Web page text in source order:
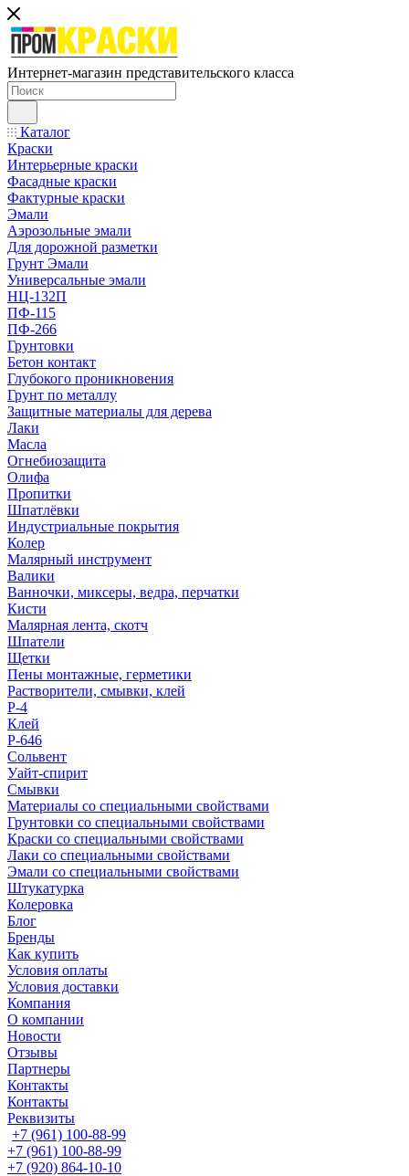
Интернет-магазин представительского класса
Каталог
Краски
Интерьерные краски
Фасадные краски
Фактурные краски
Эмали
Аэрозольные эмали
Для дорожной разметки
Грунт Эмали
Универсальные эмали
НЦ-132П
ПФ-115
ПФ-266
Грунтовки
Бетон контакт
Глубокого проникновения
Грунт по металлу
Защитные материалы для дерева
Лаки
Масла
Огнебиозащита
Олифа
Пропитки
Шпатлёвки
Индустриальные покрытия
Колер
Малярный инструмент
Валики
Ванночки, миксеры, ведра, перчатки
Кисти
Малярная лента, скотч
Шпатели
Щетки
Пены монтажные, герметики
Растворители, смывки, клей
Р-4
Клей
Р-646
Сольвент
Уайт-спирит
Смывки
Материалы со специальными свойствами
Грунтовки со специальными свойствами
Краски со специальными свойствами
Лаки со специальными свойствами
Эмали со специальными свойствами
Штукатурка
Колеровка
Блог
Бренды
Как купить
Условия оплаты
Условия доставки
Компания
О компании
Новости
Отзывы
Партнеры
Контакты
Контакты
Реквизиты
+7 (961) 100-88-99
+7 (961) 100-88-99
+7 (920) 864-10-10